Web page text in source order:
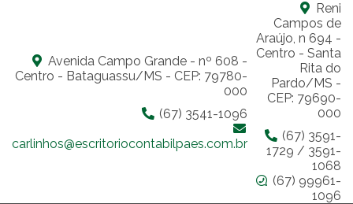
Avenida Campo Grande - nº 608 -
Centro - Bataguassu/MS - CEP: 79780-
000
(67) 3541-1096
carlinhos@escritoriocontabilpaes.com.br
Reni
Campos de
Araújo, n 694 -
Centro - Santa
Rita do
Pardo/MS -
CEP: 79690-
000
(67) 3591-
1729 / 3591-
1068
(67) 99961-
1096